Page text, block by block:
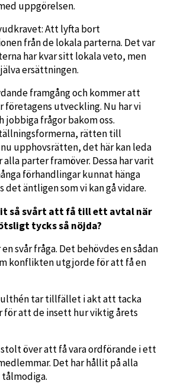
uppgörelsen.
Att lyfta bort
från de lokala parterna. Det var
har kvar sitt lokala veto, men
ersättningen.
framgång och kommer att
företagens utveckling. Nu har vi
jobbiga frågor bakom oss.
rätten till
upphovsrätten, det här kan leda
parter framöver. Dessa har varit
förhandlingar kunnat hänga
det äntligen som vi kan gå vidare.
så svårt att få till ett avtal när
tycks så nöjda?
svår fråga. Det behövdes en sådan
konflikten utgjorde för att få en
tar tillfället i akt att tacka
för att de insett hur viktig årets
stolt över att få vara ordförande i ett
Det har hållit på alla
tålmodiga.